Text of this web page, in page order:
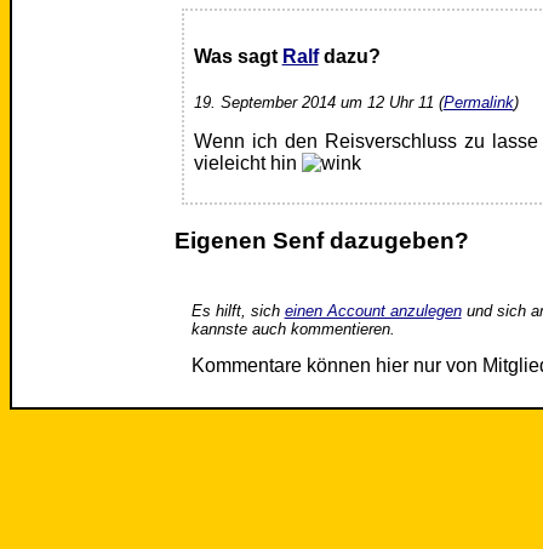
Was sagt Ralfdazu?
19. September 2014 um 12 Uhr 11 (Permalink)
Wenn ich den Reisverschluss zu
vieleicht hin
Eigenen Senf dazugeben?
Es hilft, sich einen Account anzulegenund sich
kannste auch kommentieren.
Kommentare können hier nur von